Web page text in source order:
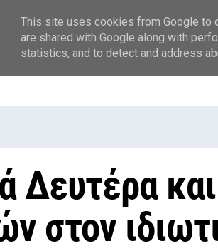
Δευτέρα
στον
This site uses cookies from Google to
are shared with Google along with
statistics, and to detect and address